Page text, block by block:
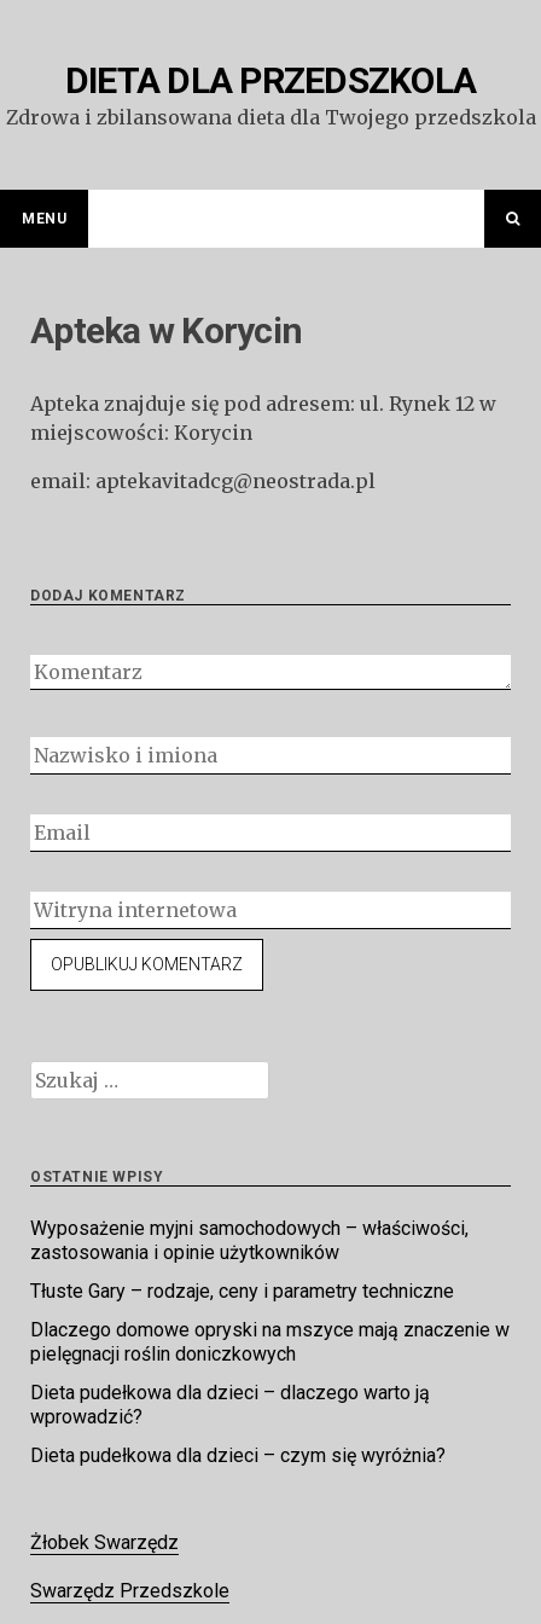
DIETA DLA PRZEDSZKOLA
Zdrowa i zbilansowana dieta dla Twojego przedszkola
MENU
Apteka w Korycin
Apteka znajduje się pod adresem: ul. Rynek 12 w
miejscowości: Korycin
email: aptekavitadcg@neostrada.pl
DODAJ KOMENTARZ
Szukaj:
OSTATNIE WPISY
Wyposażenie myjni samochodowych – właściwości,
zastosowania i opinie użytkowników
Tłuste Gary – rodzaje, ceny i parametry techniczne
Dlaczego domowe opryski na mszyce mają znaczenie w
pielęgnacji roślin doniczkowych
Dieta pudełkowa dla dzieci – dlaczego warto ją
wprowadzić?
Dieta pudełkowa dla dzieci – czym się wyróżnia?
Żłobek Swarzędz
Swarzędz Przedszkole